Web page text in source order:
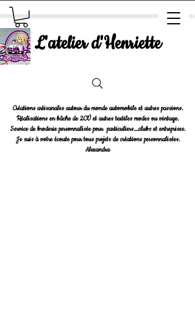
L'atelier d'Henriette
Créations artisanales autour du monde automobile et autres passions.
Réalisations en bâche de 2CV et autres textiles modes ou vintage.
Service de broderie personnalisée pour particuliers....clubs et entreprises.
Je suis à votre écoute pour tous projets de créations personnalisées.
Alexandra